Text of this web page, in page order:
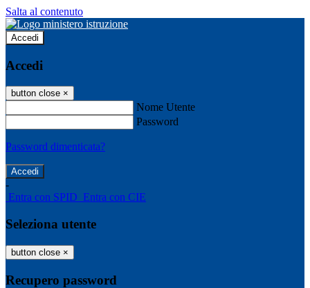
Salta al contenuto
Accedi
Accedi
button close ×
Nome Utente
Password
Password dimenticata?
-
Entra con SPID Entra con CIE
Seleziona utente
button close ×
Recupero password